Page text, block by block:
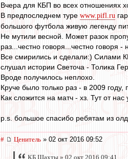
Вчера для КБП во всех отношениях
В предпоследнем туре www.pifl.ru
большого футбола живую легенду
Не мутили весной. Может разок
раз...честно говоря...честно
Все смирились и сделали:) Силами
слушал истории Светоча - Толика
Вроде получилось неплохо.
Круче было только раз - в 2009
Как сложится на матч - хз. Тут от нас
p.s. большое спасибо ребятам из
# Ценитель » 02 окт 2016 09:52
КБ Шахты » 02 окт 2016 09:41